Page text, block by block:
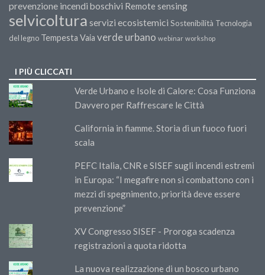
prevenzione incendi boschivi Remote sensing
selvicoltura servizi ecosistemici Sostenibilità Tecnologia
del legno Tempesta Vaia verde urbano webinar workshop
I PIÙ CLICCATI
Verde Urbano e Isole di Calore: Cosa Funziona
Davvero per Raffrescare le Città
California in fiamme. Storia di un fuoco fuori
scala
PEFC Italia, CNR e SISEF sugli incendi estremi
in Europa: “I megafire non si combattono con i
mezzi di spegnimento, priorità deve essere
prevenzione”
XV Congresso SISEF - Proroga scadenza
registrazioni a quota ridotta
La nuova realizzazione di un bosco urbano